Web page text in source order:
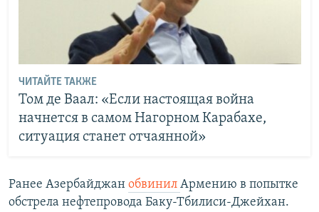
ЧИТАЙТЕ ТАКЖЕ
Том де Ваал: «Если настоящая война
начнется в самом Нагорном Карабахе,
ситуация станет отчаянной»
Ранее Азербайджан обвинил Армению в попытке
обстрела нефтепровода Баку-Тбилиси-Джейхан.